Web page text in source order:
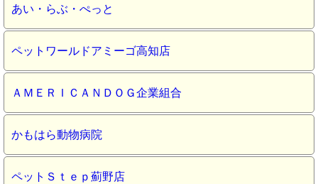
あい・らぶ・ぺっと
ペットワールドアミーゴ高知店
ＡＭＥＲＩＣＡＮＤＯＧ企業組合
かもはら動物病院
ペットＳｔｅｐ薊野店